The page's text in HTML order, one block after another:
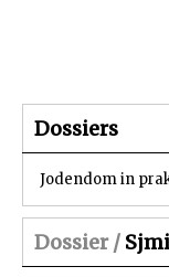
Dossiers
Jodendom in
Dossier /